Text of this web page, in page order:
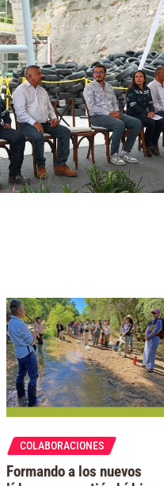
COLABORACIONES
Formando a los nuevos